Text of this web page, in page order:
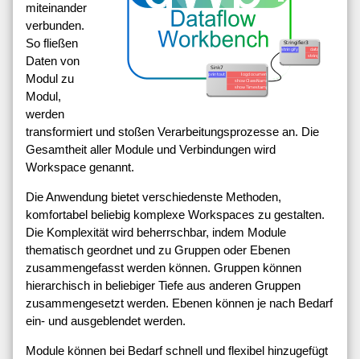
miteinander
verbunden.
So fließen
Daten von
Modul zu
Modul,
werden
transformiert und stoßen Verarbeitungsprozesse an. Die
Gesamtheit aller Module und Verbindungen wird
Workspace genannt.
Die Anwendung bietet verschiedenste Methoden,
komfortabel beliebig komplexe Workspaces zu gestalten.
Die Komplexität wird beherrschbar, indem Module
thematisch geordnet und zu Gruppen oder Ebenen
zusammengefasst werden können. Gruppen können
hierarchisch in beliebiger Tiefe aus anderen Gruppen
zusammengesetzt werden. Ebenen können je nach Bedarf
ein- und ausgeblendet werden.
Module können bei Bedarf schnell und flexibel hinzugefügt